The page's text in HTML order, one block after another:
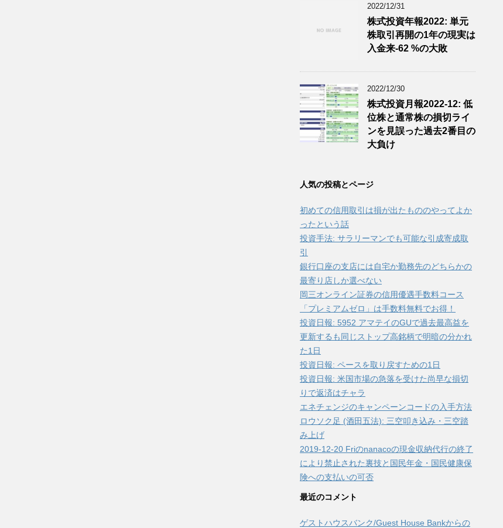
2022/12/31
株式投資年報2022: 単元
株取引再開の1年の現実は
入金来-62 %の大敗
2022/12/30
株式投資月報2022-12: 低
位株と通常株の損切ライ
ンを見誤った過去2番目の
大負け
人気の投稿とページ
初めての信用取引は損が出たもののやってよか
ったという話
投資手法: サラリーマンでも可能な引成寄成取
引
銀行口座の支店には自宅か勤務先のどちらかの
最寄り店しか選べない
岡三オンライン証券の信用優遇手数料コース
「プレミアムゼロ」は手数料無料でお得！
投資日報: 5952 アマテイのGUで過去最高益を
更新するも同じストップ高銘柄で明暗の分かれ
た1日
投資日報: ペースを取り戻すための1日
投資日報: 米国市場の急落を受けた尚早な損切
りで返済はチャラ
エネチェンジのキャンペーンコードの入手方法
ロウソク足 (酒田五法): 三空叩き込み・三空踏
み上げ
2019-12-20 Friのnanacoの現金収納代行の終了
により禁止された裏技と国民年金・国民健康保
険への支払いの可否
最近のコメント
ゲストハウスバンク/Guest House Bankからの